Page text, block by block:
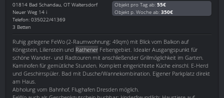
01814 Bad Schandau, OT Waltersdorf
Neuer Weg 14 i
Telefon: 035022/41369
3 Betten
Objekt pro Tag ab: 55€
Objekt p. Woche ab: 350€
Ruhig gelegene FeWo (2-Raumwohnung; 49qm) mit Blick vom Balkon auf
Königstein, Lilienstein und Rathener Felsengebiet. Idealer Ausgangspunkt für
schöne Wander- und Radtouren mit anschließender Grillmöglichkeit im Garten.
Kaminofen für gemütliche Stunden. Komplett eingerichtete Küche einschl. E-Herd
und Geschirrspüler. Bad mit Dusche/Wannekombination. Eigener Parkplatz direkt
am Haus.
Abholung vom Bahnhof, Flughafen Dresden möglich.